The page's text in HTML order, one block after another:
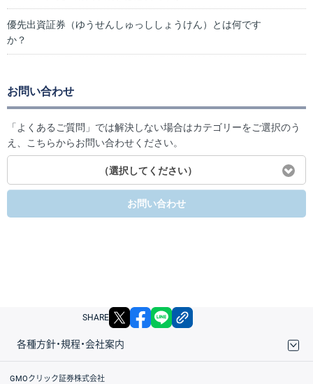
優先出資証券（ゆうせんしゅっししょうけん）とは何です
か？
お問い合わせ
「よくあるご質問」では解決しない場合はカテゴリーをご選択のう
え、こちらからお問い合わせください。
（選択してください）
お問い合わせ
SHARE X facebook
各種方針・規程・会社案内
取引規程・約款
サイトマップ
その他のご案内
個人情報保護方針
最良執行方針
サイトのご利用について
ディスクレイマー
信託保全
リスク説明
会社案内
GMOクリック証券株式会社